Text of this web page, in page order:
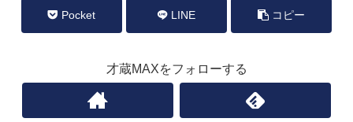
Pocket LINE コピー
才蔵MAXをフォローする